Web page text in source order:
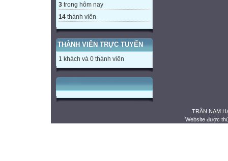
3 trong hôm nay
14 thành viên
THÀNH VIÊN TRỰC TUYẾN
1 khách và 0 thành viên
TRẦN NAM
Website được